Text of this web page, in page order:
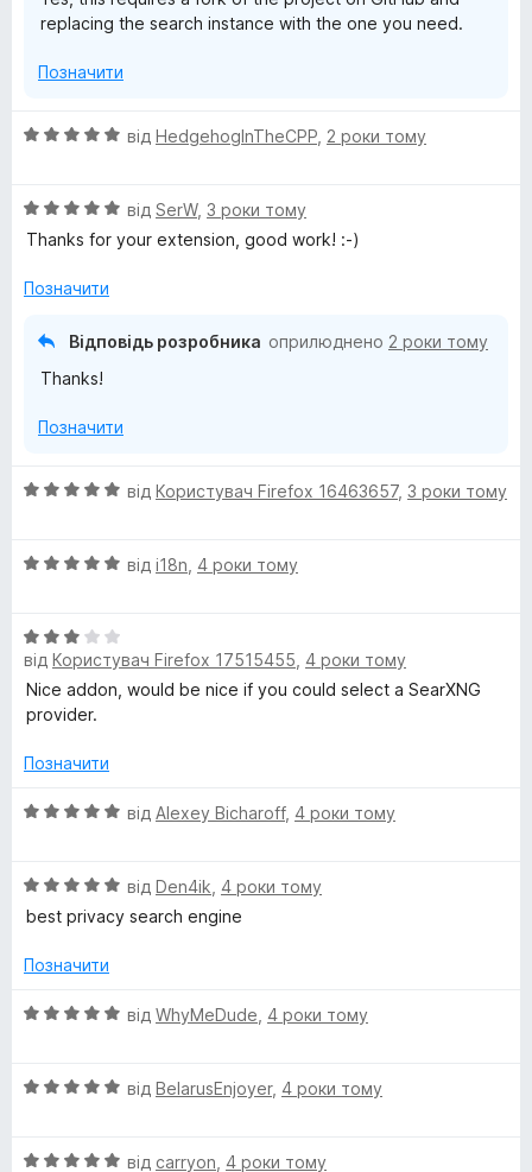
c
y
S
e
a
r
c
h
E
n
i
n
e
replacing the search instance with the one you need.
Позначити
О
н
к
5
від HedgehogInTheCPP 2 роки тому
О
ц
н
від SerW, 3 роки тому
Thanks for your extension, good work! :-)
Позначити
Відповідь розробника оприлюднено 2 роки тому
Thanks!
Позначити
О
н
5
з
5
від Користувач Firefox 16463657, 3 роки тому
О
н
к
а
5
5
від i18n 4 роки тому
О
ц
н
а
з
від Користувач Firefox 17515455 4 роки тому
Nice addon, would be nice if you could select a SearXNG
provider.
Позначити
О
н
к
5
5
від Alexey Bicharoff, 4 роки тому
О
ц
н
а
5
від Den4ik 4 роки тому
best privacy search engine
Позначити
О
н
5
від WhyMeDude 4 роки тому
О
н
від BelarusEnjoyer, 4 роки тому
О від carryon 4 роки тому